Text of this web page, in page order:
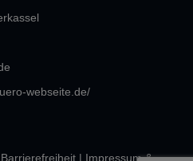
webseite.de/
Barrierefreiheit | Impressum &